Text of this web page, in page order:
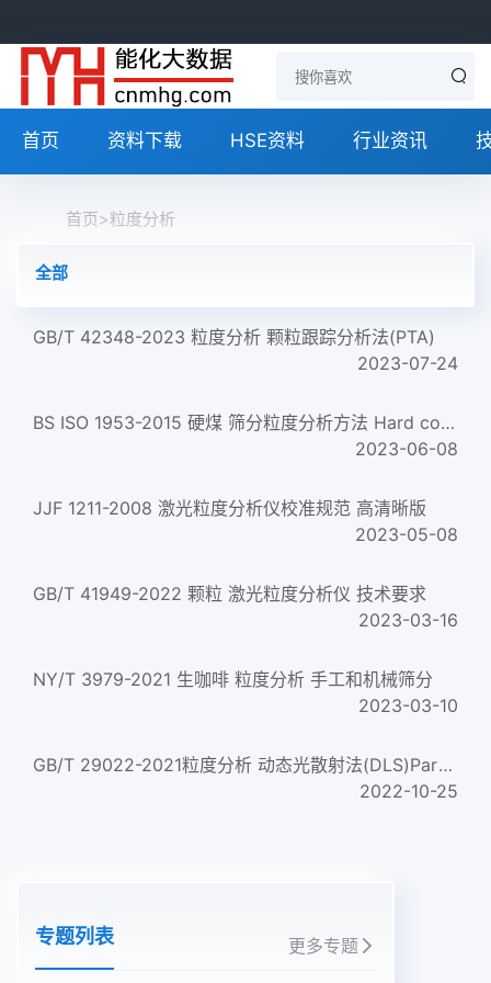
首页 资料下载 HSE资料 行业资讯
首页>粒度分析
全部
GB/T 42348-2023 粒度分析 颗粒跟踪分析法(PTA)
2023-07-24
BS ISO 1953-2015 硬煤 筛分粒度分析方法 Hard coal. Size analysis by sieving
2023-06-08
JJF 1211-2008 激光粒度分析仪校准规范 高清晰版
2023-05-08
GB/T 41949-2022 颗粒 激光粒度分析仪 技术要求
2023-03-16
NY/T 3979-2021 生咖啡 粒度分析 手工和机械筛分
2023-03-10
GB/T 29022-2021粒度分析 动态光散射法(DLS)Particle size analysis—Dynamic light scattering (DLS)
2022-10-25
专题列表 更多专题